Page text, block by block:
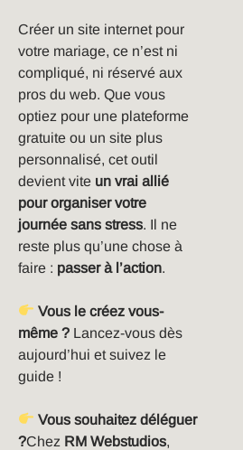
Créer un site internet pour
votre mariage, ce n’est ni
compliqué, ni réservé aux
pros du web. Que vous
optiez pour une plateforme
gratuite ou un site plus
personnalisé, cet outil
devient vite un vrai allié
pour organiser votre
journée sans stress. Il ne
reste plus qu’une chose à
faire : passer à l’action.
Vous le créez vous-
même ? Lancez-vous dès
aujourd’hui et suivez le
guide !
Vous souhaitez déléguer
?Chez RM Webstudios,